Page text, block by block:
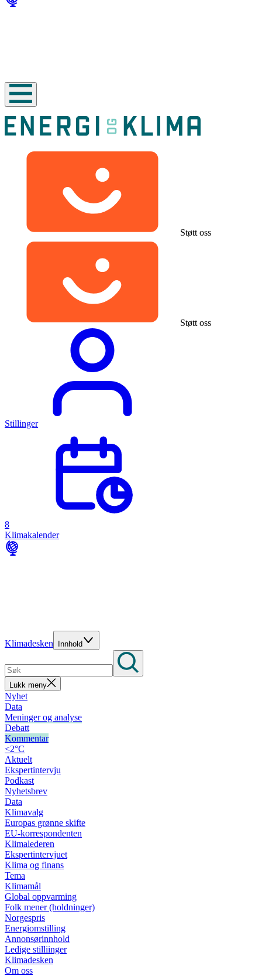
Støtt oss
Støtt oss
Stillinger
8
Klimakalender
Klimadesken Innhold
Lukk meny
Nyhet
Data
Meninger og analyse
Debatt
Kommentar
<2°C
Aktuelt
Ekspertintervju
Podkast
Nyhetsbrev
Data
Klimavalg
Europas grønne skifte
EU-korrespondenten
Klimalederen
Ekspertintervjuet
Klima og finans
Tema
Klimamål
Global oppvarming
Folk mener (holdninger)
Norgespris
Energiomstilling
Annonsørinnhold
Ledige stilliinger
Klimadesken
Om oss